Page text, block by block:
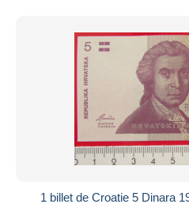
1 billet de Croatie 5 Dinara